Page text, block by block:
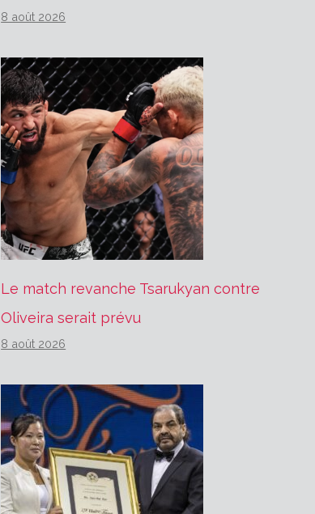
8 août 2026
Le match revanche Tsarukyan contre
Oliveira serait prévu
8 août 2026